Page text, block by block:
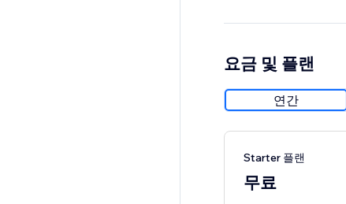
요금 및 플랜
연간
Starter 플랜
무료